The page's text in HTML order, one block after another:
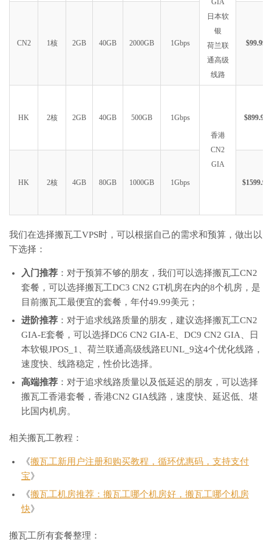
GIA
日本软
银
荷兰联
通高级
线路
CN2 1核 2GB 40GB 2000GB 1Gbps $99.99
HK 2核 2GB 40GB 500GB 1Gbps
香港
CN2
GIA
$899.99
HK 2核 4GB 80GB 1000GB 1Gbps $1599.99
我们在选择搬瓦工VPS时，可以根据自己的需求和预算，做出以
下选择：
入门推荐 ：对于预算不够的朋友，我们可以选择搬瓦工CN2
套餐，可以选择搬瓦工DC3 CN2 GT机房在内的8个机房，是
目前搬瓦工最便宜的套餐，年付49.99美元；
进阶推荐 ：对于追求线路质量的朋友，建议选择搬瓦工CN2
GIA-E套餐，可以选择DC6 CN2 GIA-E、DC9 CN2 GIA、日
本软银JPOS_1、荷兰联通高级线路EUNL_9这4个优化线路，
速度快、线路稳定，性价比选择。
高端推荐 ：对于追求线路质量以及低延迟的朋友，可以选择
搬瓦工香港套餐，香港CN2 GIA线路，速度快、延迟低、堪
比国内机房。
相关搬瓦工教程：
《搬瓦工新用户注册和购买教程，循环优惠码，支持支付
宝》
《搬瓦工机房推荐：搬瓦工哪个机房好，搬瓦工哪个机房
快》
搬瓦工所有套餐整理：